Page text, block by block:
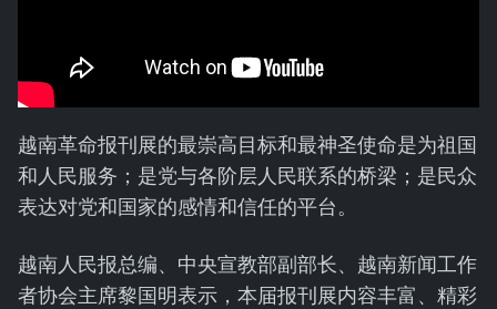
越南革命报刊展的最崇高目标和最神圣使命是为祖国
和人民服务；是党与各阶层人民联系的桥梁；是民众
表达对党和国家的感情和信任的平台。
越南人民报总编、中央宣教部副部长、越南新闻工作
者协会主席黎国明表示，本届报刊展内容丰富、精彩